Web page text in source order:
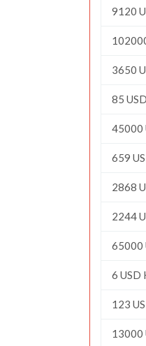
9120
3650
85
45000
659
2868
2244
65000
6 USD
123
13000